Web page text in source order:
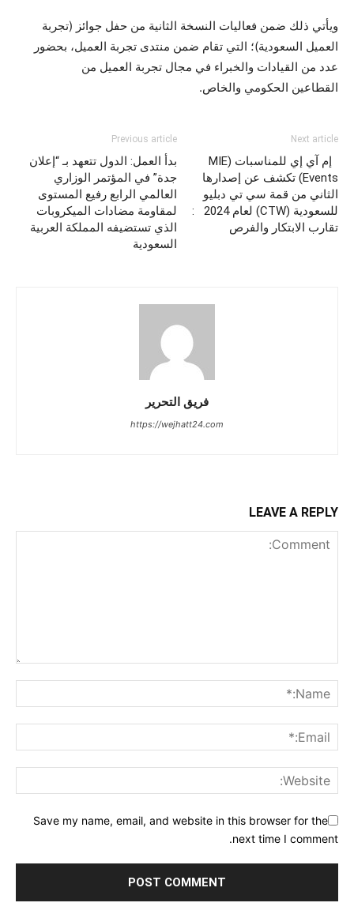
ويأتي ذلك ضمن فعاليات النسخة الثانية من حفل جوائز (تجربة
العميل السعودية)؛ التي تقام ضمن منتدى تجربة العميل، بحضور
عدد من القيادات والخبراء في مجال تجربة العميل من
القطاعين الحكومي والخاص.
Previous article
بدأ العمل: الدول تتعهد بـ “إعلان
جدة” في المؤتمر الوزاري
العالمي الرابع رفيع المستوى
لمقاومة مضادات الميكروبات
الذي تستضيفه المملكة العربية
السعودية
Next article
إم آي إي للمناسبات (MIE
Events) تكشف عن إصدارها
الثاني من قمة سي تي دبليو
للسعودية (CTW) لعام 2024 :
تقارب الابتكار والفرص
فريق التحرير
https://wejhatt24.com
LEAVE A REPLY
Save my name, email, and website in this browser for the
next time I comment.